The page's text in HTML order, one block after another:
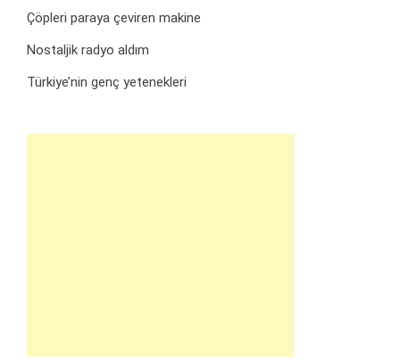
Çöpleri paraya çeviren makine
Nostaljik radyo aldım
Türkiye’nin genç yetenekleri